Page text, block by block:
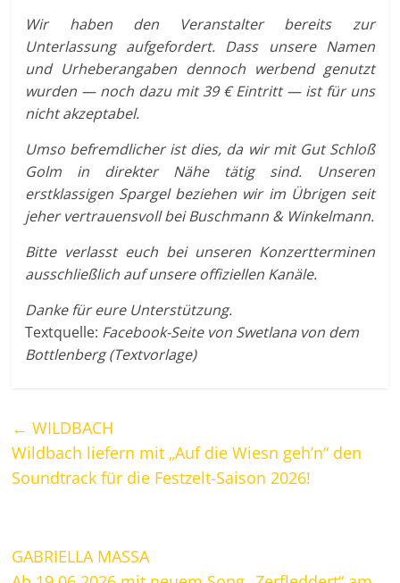
Wir haben den Veranstalter bereits zur
Unterlassung aufgefordert. Dass unsere Namen
und Urheberangaben dennoch werbend genutzt
wurden — noch dazu mit 39 € Eintritt — ist für uns
nicht akzeptabel.
Umso befremdlicher ist dies, da wir mit Gut Schloß
Golm in direkter Nähe tätig sind. Unseren
erstklassigen Spargel beziehen wir im Übrigen seit
jeher vertrauensvoll bei Buschmann & Winkelmann.
Bitte verlasst euch bei unseren Konzertterminen
ausschließlich auf unsere offiziellen Kanäle.
Danke für eure Unterstützung.
Textquelle: Facebook-Seite von Swetlana von dem
Bottlenberg (Textvorlage)
← WILDBACH
Wildbach liefern mit „Auf die Wiesn geh’n“ den
Soundtrack für die Festzelt-Saison 2026!
GABRIELLA MASSA